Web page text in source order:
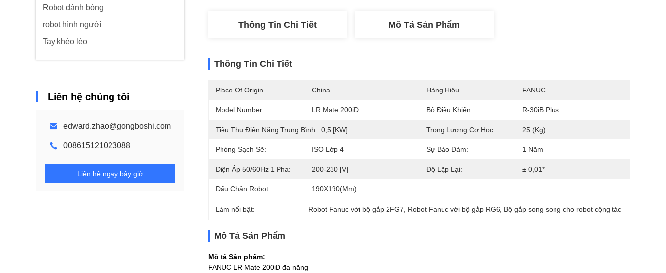
Robot đánh bóng
robot hình người
Tay khéo léo
Liên hệ chúng tôi
edward.zhao@gongboshi.com
008615121023088
Liên hệ ngay bây giờ
Thông Tin Chi Tiết Mô Tả Sản Phẩm
Thông Tin Chi Tiết
Place Of Origin China Hàng Hiệu FANUC
Model Number LR Mate 200iD Bộ Điều Khiển: R-30iB Plus
Tiêu Thụ Điện Năng Trung Bình: 0,5 [kW] Trọng Lượng Cơ Học: 25 (kg)
Phòng Sạch Sẽ: ISO Lớp 4 Sự Bảo Đảm: 1 Năm
Điện Áp 50/60Hz 1 Pha: 200-230 [V] Độ Lặp Lại: ± 0,01*
Dấu Chân Robot: 190X190(mm)
Làm nổi bật: Robot Fanuc với bộ gắp 2FG7 Robot Fanuc với bộ gắp RG6 Bộ gắp song song cho robot cộng tác
Mô Tả Sản Phẩm
Mô tả Sản phẩm:
FANUC LR Mate 200iD đa năng